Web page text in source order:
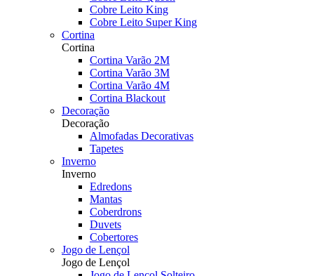
Cobre Leito King
Cobre Leito Super King
Cortina
Cortina
Cortina Varão 2M
Cortina Varão 3M
Cortina Varão 4M
Cortina Blackout
Decoração
Decoração
Almofadas Decorativas
Tapetes
Inverno
Inverno
Edredons
Mantas
Coberdrons
Duvets
Cobertores
Jogo de Lençol
Jogo de Lençol